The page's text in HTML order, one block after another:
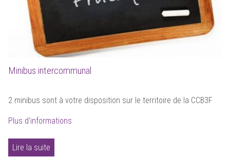
Minibus intercommunal
2 minibus sont à votre disposition sur le territoire de la CCB3F
Plus d'informations
Lire la suite